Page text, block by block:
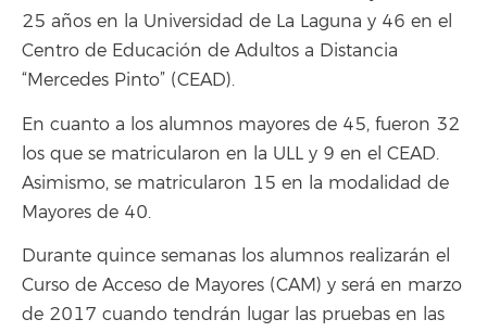
25 años en la Universidad de La Laguna y 46 en el
Centro de Educación de Adultos a Distancia
“Mercedes Pinto” (CEAD).
En cuanto a los alumnos mayores de 45, fueron 32
los que se matricularon en la ULL y 9 en el CEAD.
Asimismo, se matricularon 15 en la modalidad de
Mayores de 40.
Durante quince semanas los alumnos realizarán el
Curso de Acceso de Mayores (CAM) y será en marzo
de 2017 cuando tendrán lugar las pruebas en las